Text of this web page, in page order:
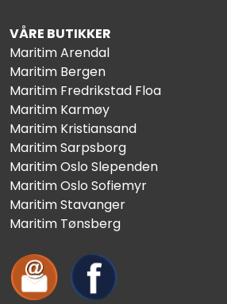
VÅRE BUTIKKER
Maritim Arendal
Maritim Bergen
Maritim Fredrikstad Floa
Maritim Karmøy
Maritim Kristiansand
Maritim Sarpsborg
Maritim Oslo Slependen
Maritim Oslo Sofiemyr
Maritim Stavanger
Maritim Tønsberg